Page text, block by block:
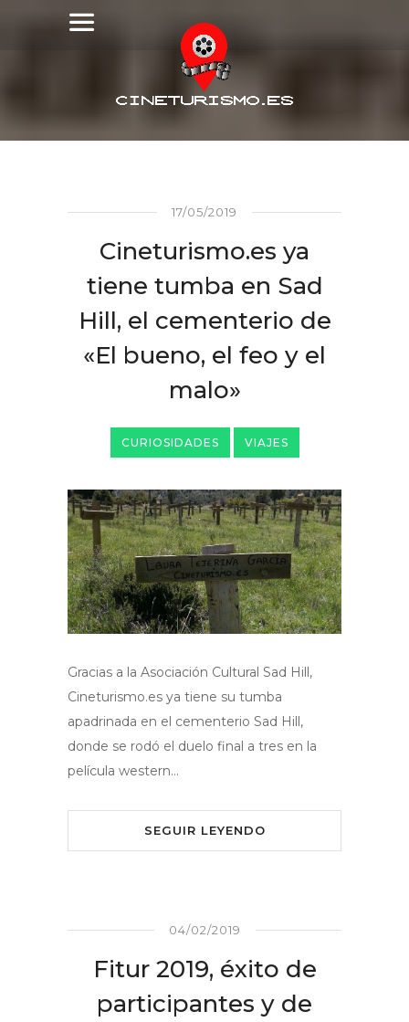
17/05/2019
Cineturismo.es ya
tiene tumba en Sad
Hill, el cementerio de
«El bueno, el feo y el
malo»
CURIOSIDADES VIAJES
Gracias a la Asociación Cultural Sad Hill,
Cineturismo.es ya tiene su tumba
apadrinada en el cementerio Sad Hill,
donde se rodó el duelo final a tres en la
película western…
SEGUIR LEYENDO
04/02/2019
Fitur 2019, éxito de
participantes y de